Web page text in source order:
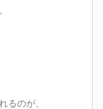
るのが、